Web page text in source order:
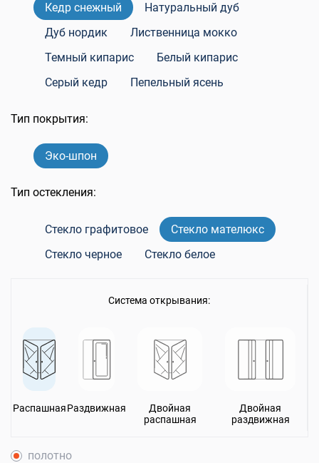
Кедр снежный
Натуральный дуб
Дуб нордик
Лиственница мокко
Темный кипарис
Белый кипарис
Серый кедр
Пепельный ясень
Тип покрытия:
Эко-шпон
Тип остекления:
Стекло графитовое
Стекло мателюкс
Стекло черное
Стекло белое
Система открывания:
РаспашнаяРаздвижная
Двойная
распашная
Двойная
раздвижная
полотно